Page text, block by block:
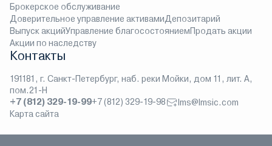
Брокерское обслуживание
Доверительное управление активамиДепозитарий
Выпуск акцийУправление благосостояниемПродать акции
Акции по наследству
Контакты
191181, г. Санкт-Петербург, наб. реки Мойки, дом 11, лит. А,
пом.21-Н
+7 (812) 329-19-99+7 (812) 329-19-98
lms@lmsic.com
Карта сайта